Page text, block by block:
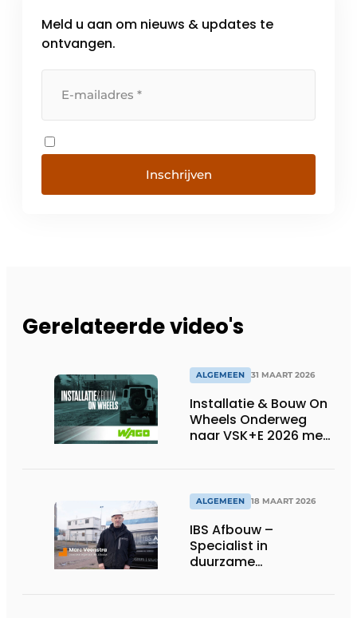
Meld u aan om nieuws & updates te
ontvangen.
Inschrijven
Gerelateerde video's
ALGEMEEN 31 MAART 2026
Installatie & Bouw On
Wheels Onderweg
naar VSK+E 2026 met
ALGEMEEN 18 MAART 2026
IBS Afbouw –
Specialist in
duurzame